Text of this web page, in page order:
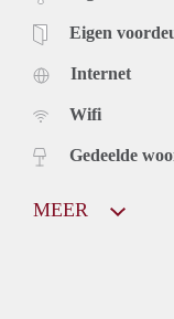
Eigen
Internet
Wifi
Gedeelde
MEER